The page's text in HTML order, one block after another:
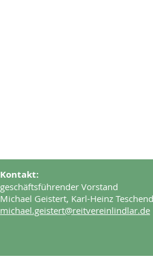
Kontakt:
geschäftsführender Vorstand
Michael Geistert, Karl-Heinz
michael.geistert@reitvereinlindlar.de